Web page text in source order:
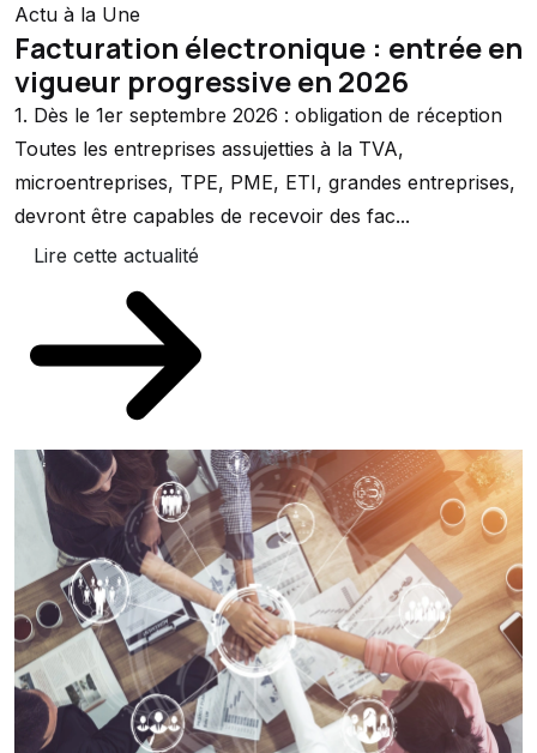
Actu à la Une
Facturation électronique : entrée en
vigueur progressive en 2026
1. Dès le 1er septembre 2026 : obligation de réception
Toutes les entreprises assujetties à la TVA,
microentreprises, TPE, PME, ETI, grandes entreprises,
devront être capables de recevoir des fac...
Lire cette actualité